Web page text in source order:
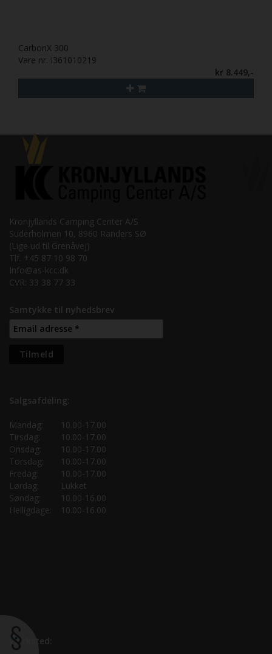
CarbonX 300
Vare nr. I361010219
kr 8.449,-
Kronjyllands Camping Center A/S
Suderholmen 10, 8960 Randers SØ
(Lige ud til Grenåvej)
Tlf. +45 87 10 98 70
Info@as-kcc.dk
CVR: 33 38 77 33
Samtykke til nyhedsbrev
Salgsafdeling:
Mandag:
10.00-17.00
Tirsdag:
10.00-17.00
Onsdag:
10.00-17.00
Torsdag:
10.00-17.00
Fredag:
10.00-17.00
Lørdag:
Lukket
Søndag:
10.00-16.00
Helligdage:
10.00-16.00
Værksted: